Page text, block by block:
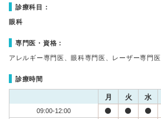
診療科目：
眼科
専門医・資格：
アレルギー専門医、眼科専門医、レーザー専門医
診療時間
月 火 水
09:00-12:00